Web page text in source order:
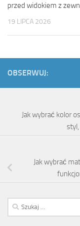
przed widokiem z
19 LIPCA 2026
OBSERWUJ:
Jak wybrać kolor
Jak wybrać
Szukaj: